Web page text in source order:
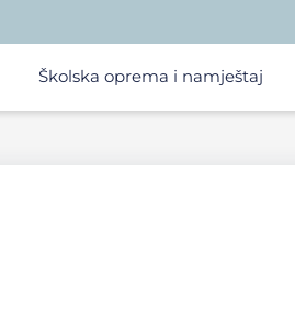
Školska oprema i namještaj